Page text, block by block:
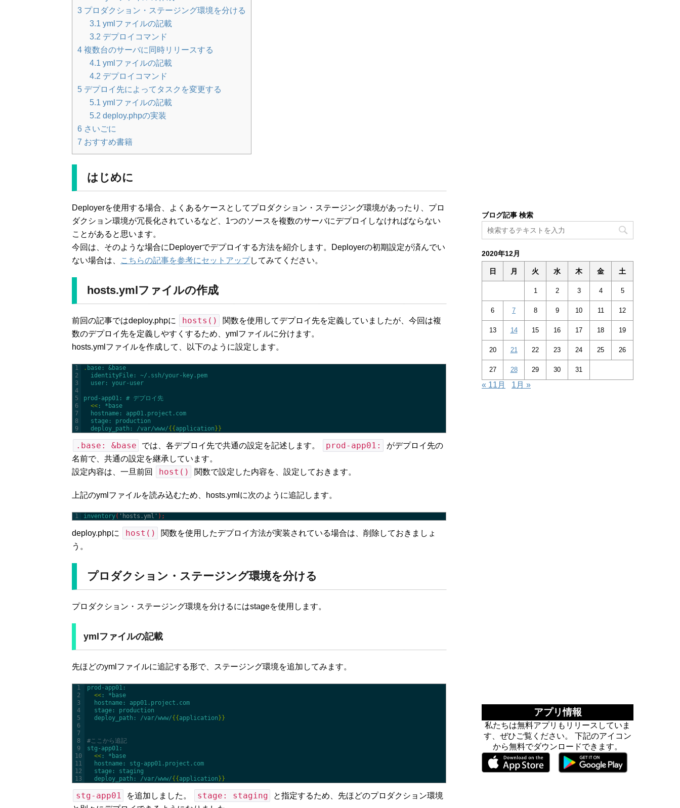
3 プロダクション・ステージング環境を分ける
3.1 ymlファイルの記載
3.2 デプロイコマンド
4 複数台のサーバに同時リリースする
4.1 ymlファイルの記載
4.2 デプロイコマンド
5 デプロイ先によってタスクを変更する
5.1 ymlファイルの記載
5.2 deploy.phpの実装
6 さいごに
7 おすすめ書籍
はじめに
Deployerを使用する場合、よくあるケースとしてプロダクション・ステージング環境があったり、プロ
ダクション環境が冗長化されているなど、1つのソースを複数のサーバにデプロイしなければならない
ことがあると思います。
今回は、そのような場合にDeployerでデプロイする方法を紹介します。Deployerの初期設定が済んでい
ない場合は、
こちらの記事を参考にセットアップしてみてください。
hosts.ymlファイルの作成
前回の記事ではdeploy.phpに hosts()
関数を使用してデプロイ先を定義していましたが、今回は複
数のデプロイ先を定義しやすくするため、ymlファイルに分けます。
hosts.ymlファイルを作成して、以下のように設定します。
1
2
3
4
5
6
7
8
9
. base : &base
identityFile : ~/.ssh/your-key.pem
user : your-user
prod-app01 : # デプロイ先
<< : *base
hostname : app01.project.com
stage : production
deploy_path : /var/www/{ { application } }
.base: &base では、各デプロイ先で共通の設定を記述します。 prod-app01:
がデプロイ先の
名前で、共通の設定を継承しています。
設定内容は、一旦前回
host() 関数で設定した内容を、設定しておきます。
上記のymlファイルを読み込むため、hosts.ymlに次のように追記します。
1 inventory( 'hosts.yml' ) ;
deploy.phpに host()
関数を使用したデプロイ方法が実装されている場合は、削除しておきましょ
う。
プロダクション・ステージング環境を分ける
プロダクション・ステージング環境を分けるにはstageを使用します。
ymlファイルの記載
先ほどのymlファイルに追記する形で、ステージング環境を追加してみます。
1
2
3
4
5
6
7
8
9
10
11
12
13
prod-app01 :
<< : *base
hostname : app01.project.com
stage : production
deploy_path : /var/www/{ { application } }
#ここから追記
stg-app01 :
<< : *base
hostname : stg-app01.project.com
stage : staging
deploy_path : /var/www/{ { application } }
stg-app01 を追加しました。 stage: staging
と指定するため、先ほどのプロダクション環境
ブログ記事 検索
2020年12月
日 月 火 水 木 金 土
1 2 3 4 5
6 7 8 9 10 11 12
13 14 15 16 17 18 19
20 21 22 23 24 25 26
27 28 29 30 31
« 11月 1月 »
アプリ情報
私たちは無料アプリもリリースしていま
す、ぜひご覧ください。 下記のアイコン
から無料でダウンロードできます。